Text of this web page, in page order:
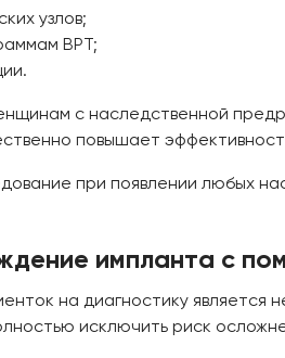
узлов;
ВРТ;
с наследственной
повышает
при появлении любых
импланта с
на диагностику является
исключить риск